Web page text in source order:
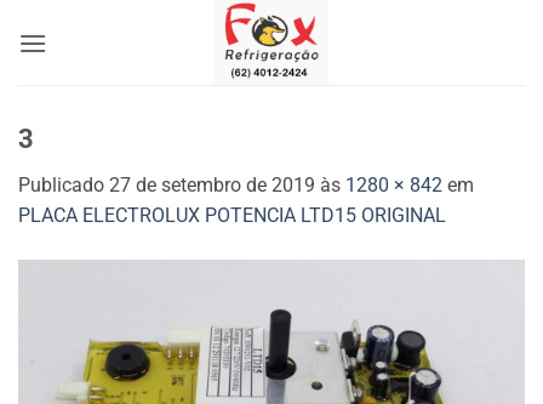
3
Publicado 27 de setembro de 2019 às 1280 × 842 em
PLACA ELECTROLUX POTENCIA LTD15 ORIGINAL